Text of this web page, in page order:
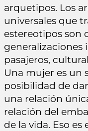
arquetipos. Los
universales que
estereotipos son
generalizaciones
pasajeros,
Una mujer es un
posibilidad de
una relación
relación del
de la vida. Eso